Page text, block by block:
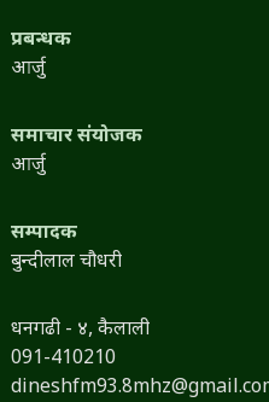
प्रबन्धक
आर्जु
समाचार संयोजक
आर्जु
सम्पादक
बुन्दीलाल चौधरी
धनगढी - ४, कैलाली
091-410210